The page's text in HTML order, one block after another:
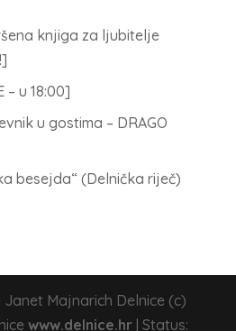
knjiga za ljubitelje
– u 18:00]
u gostima – DRAGO
besejda“ (Delnička riječ)
Majnarich Delnice (c)
www.delnice.hr | Status: